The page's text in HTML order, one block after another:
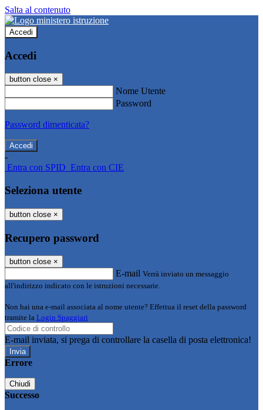
Salta al contenuto
Accedi
Accedi
button close ×
Nome Utente
Password
Password dimenticata?
-
Entra con SPID Entra con CIE
Seleziona utente
button close ×
Recupero password
button close ×
E-mail Verrà inviato un messaggio
all'indirizzo indicato con le istruzioni necessarie.
Non hai una e-mail associata al nome utente? Effettua il reset della password
tramite la Login Spaggiari
E-mail inviata, si prega di controllare la casella di posta elettronica!
Errore
Chiudi
Successo